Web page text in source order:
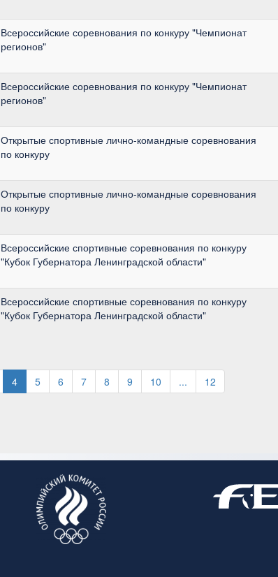
Всероссийские соревнования по конкуру "Чемпионат
регионов"
Всероссийские соревнования по конкуру "Чемпионат
регионов"
Открытые спортивные лично-командные соревнования
по конкуру
Открытые спортивные лично-командные соревнования
по конкуру
Всероссийские спортивные соревнования по конкуру
"Кубок Губернатора Ленинградской области"
Всероссийские спортивные соревнования по конкуру
"Кубок Губернатора Ленинградской области"
4 5 6 7 8 9 10 ... 12